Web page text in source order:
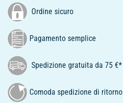
Ordine sicuro
Pagamento semplice
Spedizione gratuita da 75 €*
Comoda spedizione di ritorno